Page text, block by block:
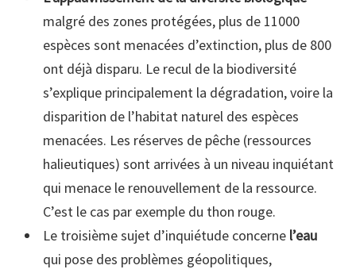
malgré des zones protégées, plus de 11000
espèces sont menacées d’extinction, plus de 800
ont déjà disparu. Le recul de la biodiversité
s’explique principalement la dégradation, voire la
disparition de l’habitat naturel des espèces
menacées. Les réserves de pêche (ressources
halieutiques) sont arrivées à un niveau inquiétant
qui menace le renouvellement de la ressource.
C’est le cas par exemple du thon rouge.
Le troisième sujet d’inquiétude concerne l’eau
qui pose des problèmes géopolitiques,